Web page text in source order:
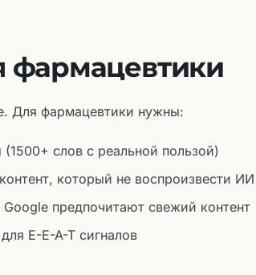
фармацевтики
Для фармацевтики нужны:
слов с реальной пользой)
который не воспроизвести ИИ
предпочитают свежий контент
E-E-A-T сигналов